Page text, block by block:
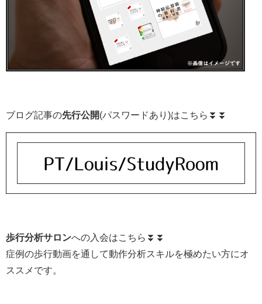
ブログ記事の先行公開(パスワードあり)はこちら⏬⏬
歩行分析サロンへの入会はこちら⏬⏬
症例の歩行動画を通して動作分析スキルを極めたい方にオ
ススメです。